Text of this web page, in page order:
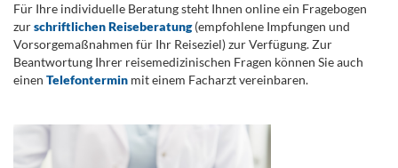
Für Ihre individuelle Beratung steht Ihnen online ein Fragebogen
zurschriftlichen Reiseberatung(empfohlene Impfungen und
Vorsorgemaßnahmen für Ihr Reiseziel) zur Verfügung. Zur
Beantwortung Ihrer reisemedizinischen Fragen können Sie auch
einen Telefontermin mit einem Facharzt vereinbaren.